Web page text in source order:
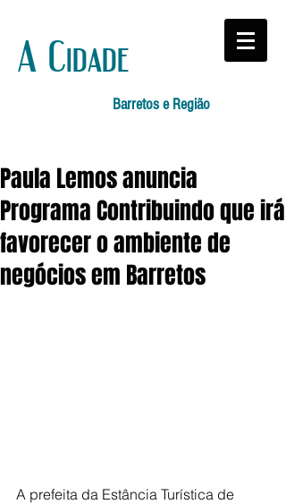
A Cidade
Barretos e Região
Paula Lemos anuncia
Programa Contribuindo que irá
favorecer o ambiente de
negócios em Barretos
A prefeita da Estância Turística de